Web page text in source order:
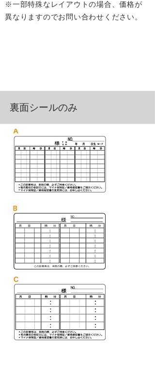
※一部特殊なレイアウトの場合、価格が
異なりますのでお問い合わせください。
裏面シールのみ